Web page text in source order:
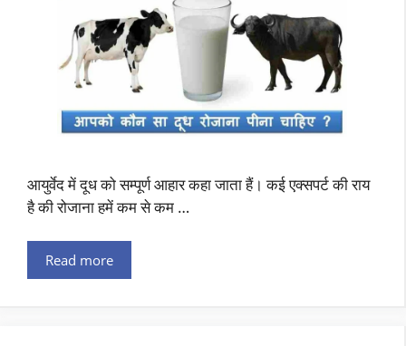
आयुर्वेद में दूध को सम्पूर्ण आहार कहा जाता हैं। कई एक्सपर्ट की राय
है की रोजाना हमें कम से कम …
Read more